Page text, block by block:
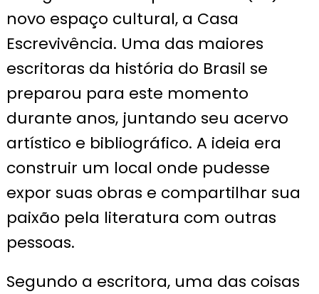
novo espaço cultural, a Casa
Escrevivência. Uma das maiores
escritoras da história do Brasil se
preparou para este momento
durante anos, juntando seu acervo
artístico e bibliográfico. A ideia era
construir um local onde pudesse
expor suas obras e compartilhar sua
paixão pela literatura com outras
pessoas.
Segundo a escritora, uma das coisas